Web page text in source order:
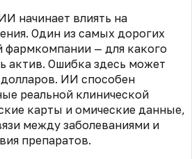
начинает влиять на
Один из самых дорогих
фармкомпании — для какого
актив. Ошибка здесь может
ИИ способен
реальной клинической
карты и омические данные,
между заболеваниями и
препаратов.